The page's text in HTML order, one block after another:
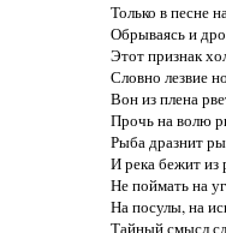
Только в песне
Обрываясь и
Этот признак
Словно лезвие
Вон из плена
Прочь на волю
Рыба дразнит
И река бежит из
Не поймать на
На посулы, на
Тайный смысл